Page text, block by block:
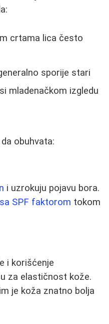
crtama lica često
sporije stari
mladenačkom izgledu
obuhvata:
i uzrokuju pojavu bora.
SPF faktorom tokom
i korišćenje
za elastičnost kože.
je koža znatno bolja